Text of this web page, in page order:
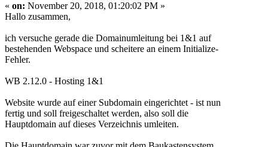
« on: November 20, 2018, 01:20:02 PM »
Hallo zusammen,
ich versuche gerade die Domainumleitung bei 1&1 auf
bestehenden Webspace und scheitere an einem Initialize-
Fehler.
WB 2.12.0 - Hosting 1&1
Website wurde auf einer Subdomain eingerichtet - ist nun
fertig und soll freigeschaltet werden, also soll die
Hauptdomain auf dieses Verzeichnis umleiten.